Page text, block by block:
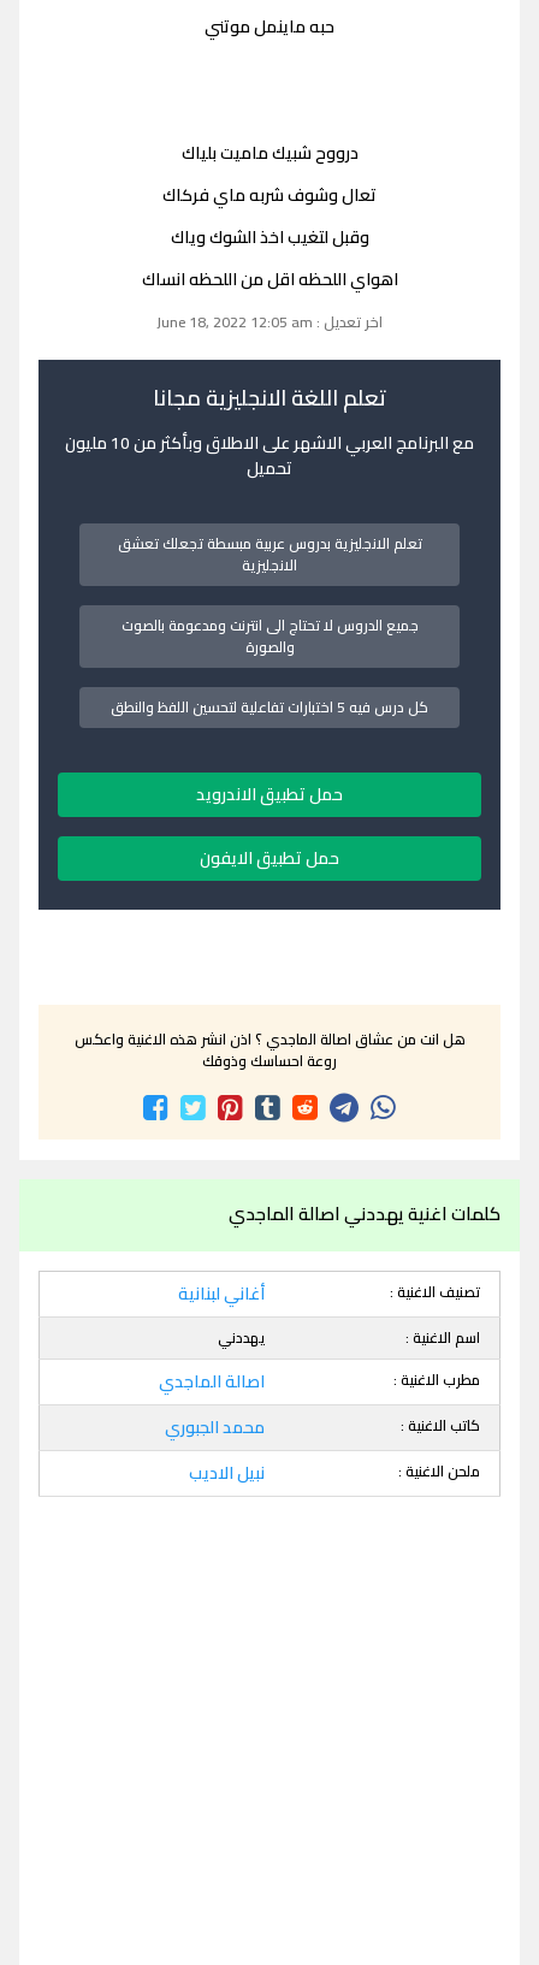
حبه ماينمل موتني
درووح شبيك ماميت بلياك
تعال وشوف شربه ماي فركاك
وقبل لتغيب اخذ الشوك وياك
اهواي اللحظه اقل من اللحظه انساك
اخر تعديل : June 18, 2022 12:05 am
تعلم اللغة الانجليزية مجانا
مع البرنامج العربي الاشهر على الاطلاق وبأكثر من 10 مليون
تحميل
تعلم الانجليزية بدروس عربية مبسطة تجعلك تعشق
الانجليزية
جميع الدروس لا تحتاج الى انترنت ومدعومة بالصوت
والصورة
كل درس فيه 5 اختبارات تفاعلية لتحسين اللفظ والنطق
حمل تطبيق الاندرويد
حمل تطبيق الايفون
هل انت من عشاق اصالة الماجدي ؟ اذن انشر هذه الاغنية واعكس
روعة احساسك وذوقك
كلمات اغنية يهددني اصالة الماجدي
تصنيف الاغنية : أغاني لبنانية
اسم الاغنية :
يهددني
مطرب الاغنية :
اصالة الماجدي
كاتب الاغنية : محمد الجبوري
ملحن الاغنية : نبيل الاديب